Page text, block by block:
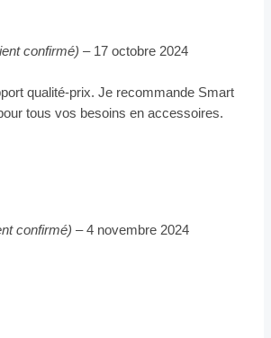
confirmé) – 17 octobre 2024
qualité-prix. Je recommande Smart
tous vos besoins en accessoires.
confirmé) – 4 novembre 2024